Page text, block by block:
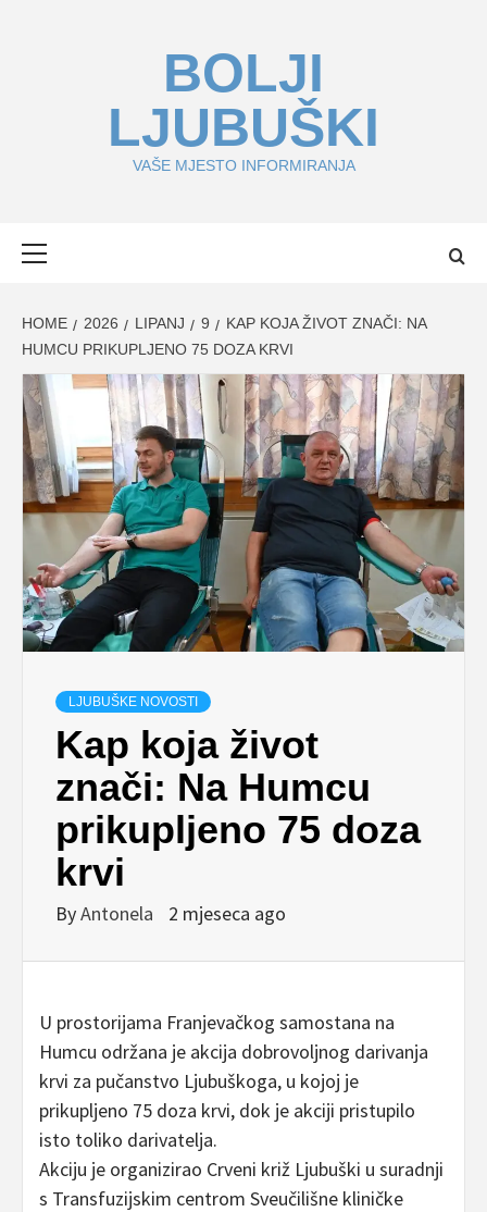
BOLJI
LJUBUŠKI
VAŠE MJESTO INFORMIRANJA
HOME 2026 LIPANJ 9
KAP KOJA ŽIVOT ZNAČI: NA
HUMCU PRIKUPLJENO 75 DOZA KRVI
LJUBUŠKE NOVOSTI
Kap koja život
znači: Na Humcu
prikupljeno 75 doza
krvi
ByAntonela 2 mjeseca ago
U prostorijama Franjevačkog samostana na
Humcu održana je akcija dobrovoljnog darivanja
krvi za pučanstvo Ljubuškoga, u kojoj je
prikupljeno 75 doza krvi, dok je akciji pristupilo
isto toliko darivatelja.
Akciju je organizirao Crveni križ Ljubuški u suradnji
s Transfuzijskim centrom Sveučilišne kliničke